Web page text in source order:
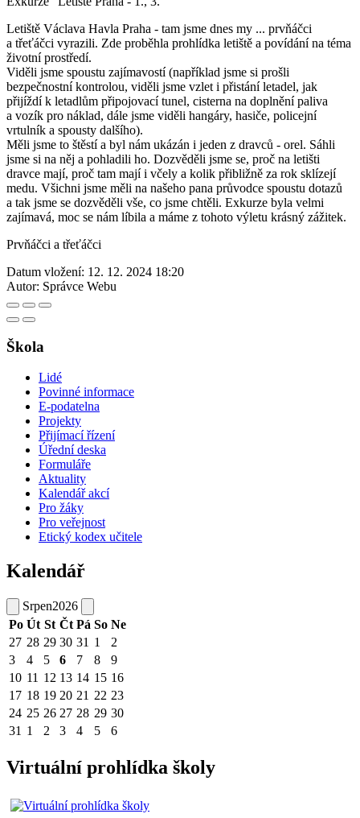
Letiště Václava Havla Praha - tam jsme dnes my ... prvňáčci
a třeťáčci vyrazili. Zde proběhla prohlídka letiště a povídání na téma
životní prostředí.
Viděli jsme spoustu zajímavostí (například jsme si prošli
bezpečnostní kontrolou, viděli jsme vzlet i přistání letadel, jak
přijíždí k letadlům připojovací tunel, cisterna na doplnění paliva
a vozík pro náklad, dále jsme viděli hangáry, hasiče, policejní
vrtulník a spousty dalšího).
Měli jsme to štěstí a byl nám ukázán i jeden z dravců - orel. Sáhli
jsme si na něj a pohladili ho. Dozvěděli jsme se, proč na letišti
dravce mají, proč tam mají i včely a kolik přibližně za rok sklízejí
medu. Všichni jsme měli na našeho pana průvodce spoustu dotazů
a tak jsme se dozvěděli vše, co jsme chtěli. Exkurze byla velmi
zajímavá, moc se nám líbila a máme z tohoto výletu krásný zážitek.
Prvňáčci a třeťáčci
Datum vložení: 12. 12. 2024 18:20
Autor: Správce Webu
Škola
Lidé
Povinné informace
E-podatelna
Projekty
Přijímací řízení
Úřední deska
Formuláře
Aktuality
Kalendář akcí
Pro žáky
Pro veřejnost
Etický kodex učitele
Kalendář
Srpen2026
Po Út St Čt Pá So Ne
27 28 29 30 31 1
2
3
4 5 6 7 8
9
10 11 12 13 14 15 16
17 18 19 20 21 22 23
24 25 26 27 28 29 30
31 1 2 3 4 5 6
Virtuální prohlídka školy